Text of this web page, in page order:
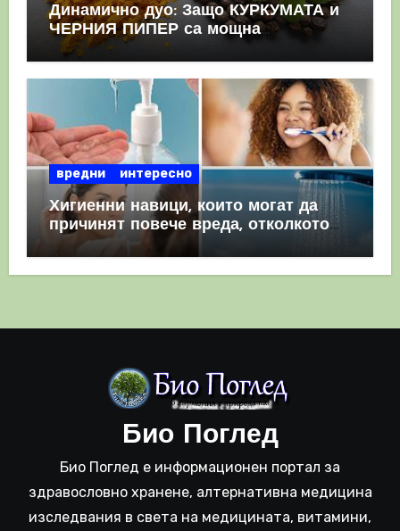
Динамично дуо: Защо КУРКУМАТА и
ЧЕРНИЯ ПИПЕР са мощна
комбинация
вредни интересно
Хигиенни навици, които могат да
причинят повече вреда, отколкото
полза
Био Поглед
Био Поглед е информационен портал за
здравословно хранене, алтернативна медицина
изследвания в света на медицината, витамини,